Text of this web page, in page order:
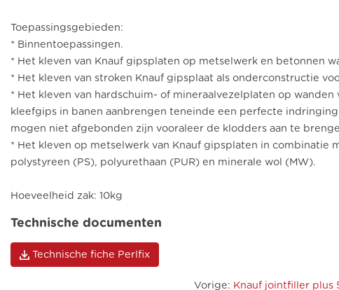
Toepassingsgebieden:
* Binnentoepassingen.
* Het kleven van Knauf gipsplaten op metselwerk en betonnen
* Het kleven van stroken Knauf gipsplaat als onderconstructie
* Het kleven van hardschuim- of mineraalvezelplaten op
kleefgips in banen aanbrengen teneinde een perfecte
mogen niet afgebonden zijn vooraleer de klodders aan te
* Het kleven op metselwerk van Knauf gipsplaten in combinatie
polystyreen (PS), polyurethaan (PUR) en minerale wol (MW).
Hoeveelheid zak: 10kg
Technische documenten
Technische fiche Perlfix
Vorige: Knauf jointfiller plus